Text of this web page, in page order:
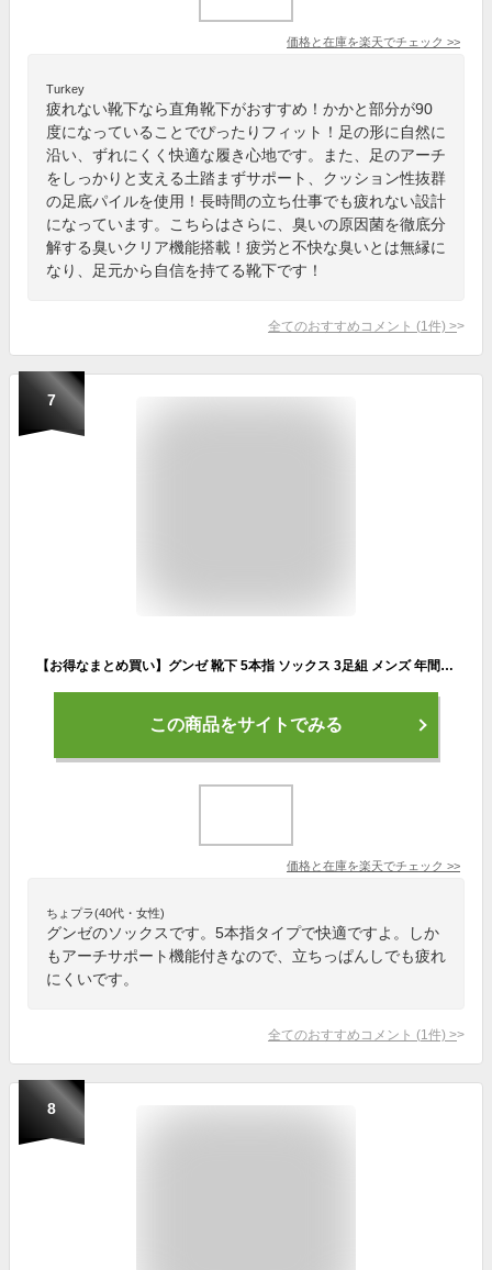
価格と在庫を楽天でチェック >>
Turkey
疲れない靴下なら直角靴下がおすすめ！かかと部分が90
度になっていることでぴったりフィット！足の形に自然に
沿い、ずれにくく快適な履き心地です。また、足のアーチ
をしっかりと支える土踏まずサポート、クッション性抜群
の足底パイルを使用！長時間の立ち仕事でも疲れない設計
になっています。こちらはさらに、臭いの原因菌を徹底分
解する臭いクリア機能搭載！疲労と不快な臭いとは無縁に
なり、足元から自信を持てる靴下です！
全てのおすすめコメント (1 件) >
7
【お得なまとめ買い】グンゼ 靴下 5本指 ソックス 3足組 メンズ 年間 アーチサポート付 吸汗 速乾 消臭 スニーカーソックス 五本指 短い 綿混 歩きやすい ジム ランニング ライトスポーツ 3P アクティブスタイル 25-27 AS0404
この商品をサイトでみる
価格と在庫を楽天でチェック >>
ちょプラ(40代・女性)
グンゼのソックスです。5本指タイプで快適ですよ。しか
もアーチサポート機能付きなので、立ちっぱんしでも疲れ
にくいです。
全てのおすすめコメント (1 件) >
8